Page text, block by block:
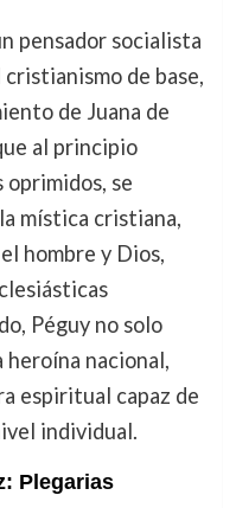
pensador socialista
de base,
de Juana de
al principio
oprimidos, se
mística cristiana,
hombre y Dios,
Péguy no solo
heroína nacional,
espiritual capaz de
individual.
Plegarias